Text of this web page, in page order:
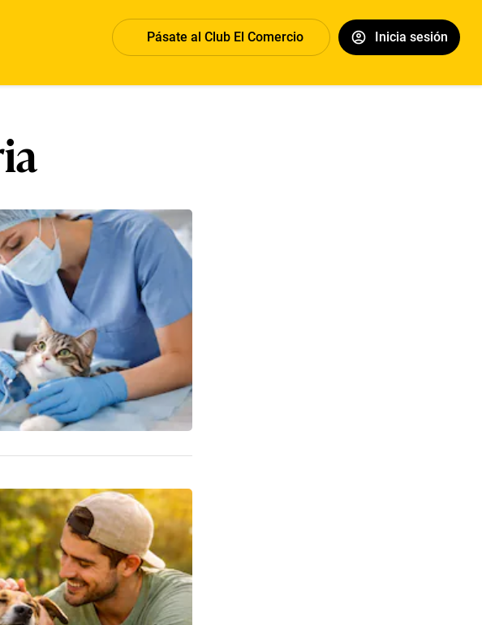
Pásate al Club El Comercio Inicia sesión